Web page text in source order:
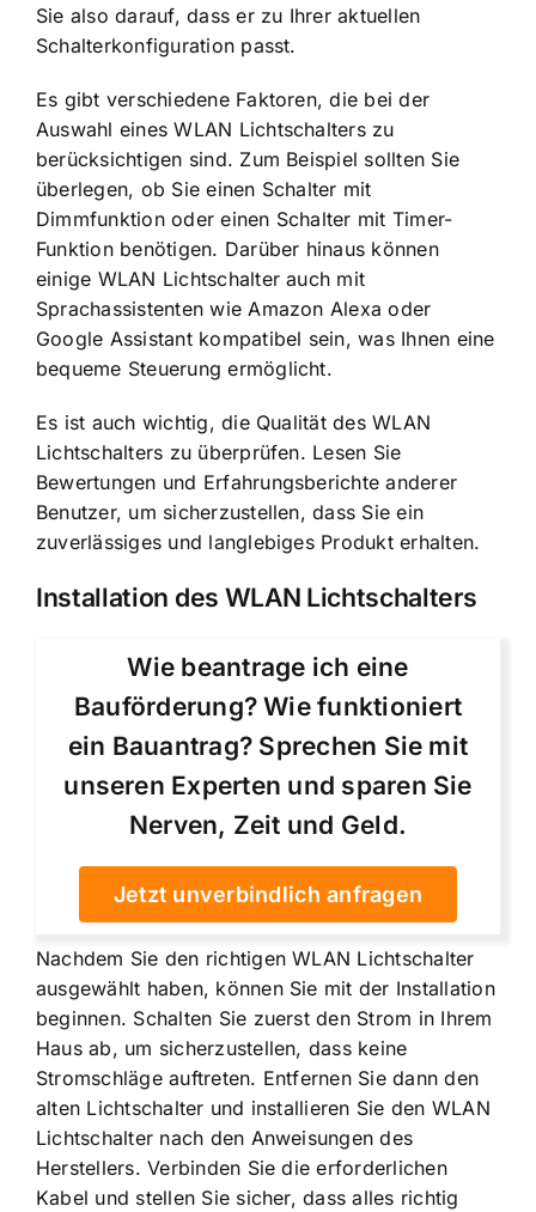
Sie also darauf, dass er zu Ihrer aktuellen
Schalterkonfiguration passt.
Es gibt verschiedene Faktoren, die bei der
Auswahl eines WLAN Lichtschalters zu
berücksichtigen sind. Zum Beispiel sollten Sie
überlegen, ob Sie einen Schalter mit
Dimmfunktion oder einen Schalter mit Timer-
Funktion benötigen. Darüber hinaus können
einige WLAN Lichtschalter auch mit
Sprachassistenten wie Amazon Alexa oder
Google Assistant kompatibel sein, was Ihnen eine
bequeme Steuerung ermöglicht.
Es ist auch wichtig, die Qualität des WLAN
Lichtschalters zu überprüfen. Lesen Sie
Bewertungen und Erfahrungsberichte anderer
Benutzer, um sicherzustellen, dass Sie ein
zuverlässiges und langlebiges Produkt erhalten.
Installation des WLAN Lichtschalters
Wie beantrage ich eine
Bauförderung? Wie funktioniert
ein Bauantrag? Sprechen Sie mit
unseren Experten und sparen Sie
Nerven, Zeit und Geld.
Jetzt unverbindlich anfragen
Nachdem Sie den richtigen WLAN Lichtschalter
ausgewählt haben, können Sie mit der Installation
beginnen. Schalten Sie zuerst den Strom in Ihrem
Haus ab, um sicherzustellen, dass keine
Stromschläge auftreten. Entfernen Sie dann den
alten Lichtschalter und installieren Sie den WLAN
Lichtschalter nach den Anweisungen des
Herstellers. Verbinden Sie die erforderlichen
Kabel und stellen Sie sicher, dass alles richtig